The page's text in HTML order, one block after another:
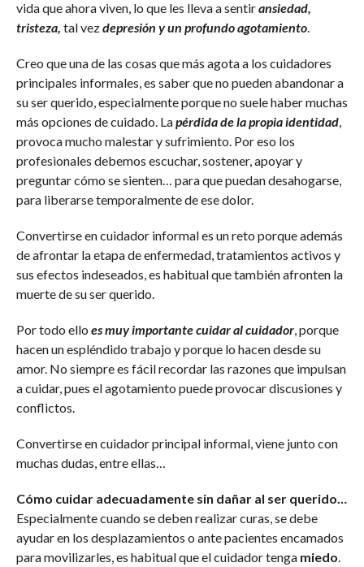
vida que ahora viven, lo que les lleva a sentiransiedad,
tristeza, tal vezdepresión y un profundo agotamiento.
Creo que una de las cosas que más agota a los cuidadores
principales informales, es saber que no pueden abandonar a
su ser querido, especialmente porque no suele haber muchas
más opciones de cuidado. Lapérdida de la propia identidad,
provoca mucho malestar y sufrimiento. Por eso los
profesionales debemos escuchar, sostener, apoyar y
preguntar cómo se sienten… para que puedan desahogarse,
para liberarse temporalmente de ese dolor.
Convertirse en cuidador informal es un reto porque además
de afrontar la etapa de enfermedad, tratamientos activos y
sus efectos indeseados, es habitual que también afronten la
muerte de su ser querido.
Por todo ello es muy importante cuidar al cuidador, porque
hacen un espléndido trabajo y porque lo hacen desde su
amor. No siempre es fácil recordar las razones que impulsan
a cuidar, pues el agotamiento puede provocar discusiones y
conflictos.
Convertirse en cuidador principal informal, viene junto con
muchas dudas, entre ellas…
Cómo cuidar adecuadamente sin dañar al ser querido…
Especialmente cuando se deben realizar curas, se debe
ayudar en los desplazamientos o ante pacientes encamados
para movilizarles, es habitual que el cuidador tenga miedo